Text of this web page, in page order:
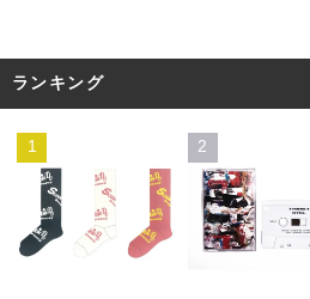
ランキング
1 2